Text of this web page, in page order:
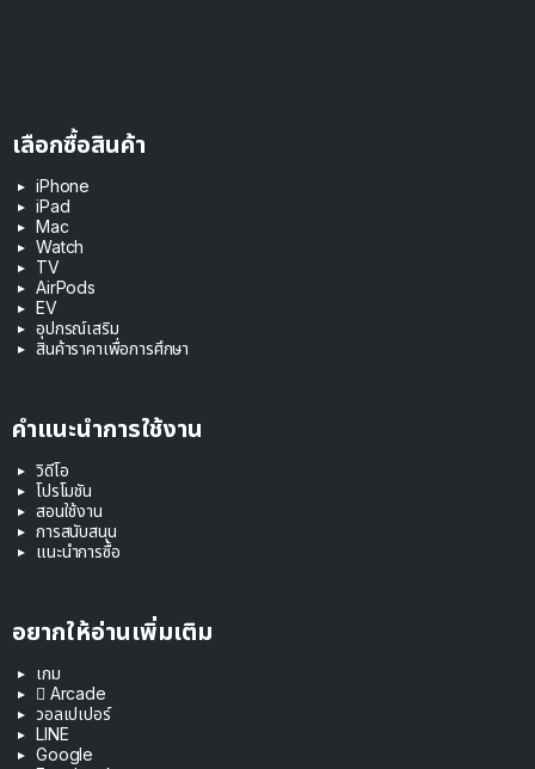
เลือกซื้อสินค้า
iPhone
iPad
Mac
Watch
TV
AirPods
EV
อุปกรณ์เสริม
สินค้าราคาเพื่อการศึกษา
คำแนะนำการใช้งาน
วิดีโอ
โปรโมชัน
สอนใช้งาน
การสนับสนุน
แนะนำการซื้อ
อยากให้อ่านเพิ่มเติม
เกม
 Arcade
วอลเปเปอร์
LINE
Google